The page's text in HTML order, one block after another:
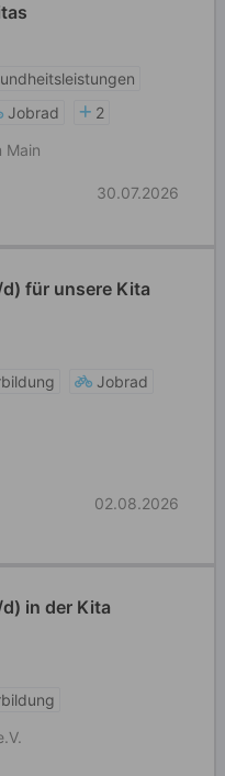
Jobrad
2
Main
30.07.2026
für unsere Kita
Jobrad
02.08.2026
in der Kita